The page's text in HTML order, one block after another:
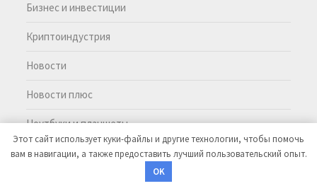
Бизнес и инвестиции
Криптоиндустрия
Новости
Новости плюс
Ноутбуки и планшеты
| Тема WordPress:
Этот сайт использует куки-файлы и другие технологии, чтобы помочь
вам в навигации, а также предоставить лучший пользовательский опыт.
OK